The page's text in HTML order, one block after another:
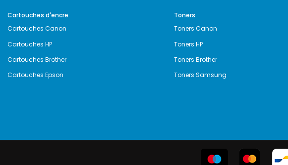
Cartouches d'encre
Cartouches Canon
Cartouches HP
Cartouches Brother
Cartouches Epson
Toners
Toners Canon
Toners HP
Toners Brother
Toners Samsung